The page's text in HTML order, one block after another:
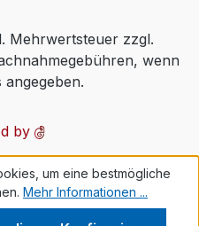
Mehrwertsteuer zzgl.
wenn
angegeben.
by
um eine bestmögliche
Mehr Informationen ...